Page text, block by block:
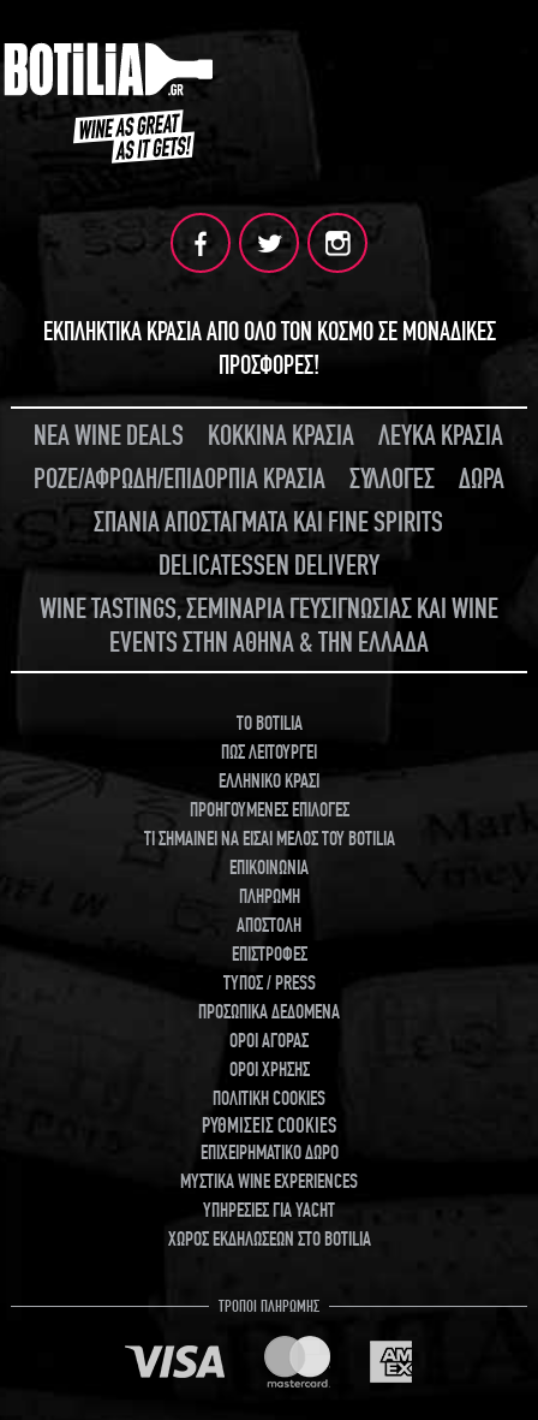
ΕΚΠΛΗΚΤΙΚΑ ΚΡΑΣΙΑ ΑΠΟ ΟΛΟ ΤΟΝ ΚΟΣΜΟ ΣΕ ΜΟΝΑΔΙΚΕΣ
ΠΡΟΣΦΟΡΕΣ!
ΝΕΑ WINE DEALS ΚΟΚΚΙΝΑ ΚΡΑΣΙΑ
ΛΕΥΚΑ ΚΡΑΣΙΑ
ΡΟΖΕ/ΑΦΡΩΔΗ/ΕΠΙΔΟΡΠΙΑ ΚΡΑΣΙΑ
ΣΥΛΛΟΓΕΣ
ΔΩΡΑ
ΣΠΑΝΙΑ ΑΠΟΣΤΑΓΜΑΤΑ ΚΑΙ FINE SPIRITS
DELICATESSEN DELIVERY
WINE TASTINGS, ΣΕΜΙΝΑΡΙΑ ΓΕΥΣΙΓΝΩΣΙΑΣ ΚΑΙ WINE
EVENTS ΣΤΗΝ ΑΘΗΝΑ & ΤΗΝ ΕΛΛΑΔΑ
TO BOTILIA
ΠΩΣ ΛΕΙΤΟΥΡΓΕΙ
ΕΛΛΗΝΙΚΟ ΚΡΑΣΙ
ΠΡΟΗΓΟΥΜΕΝΕΣ ΕΠΙΛΟΓΕΣ
ΤΙ ΣΗΜΑΙΝΕΙ ΝΑ ΕΙΣΑΙ ΜΕΛΟΣ ΤΟΥ BOTILIA
ΕΠΙΚΟΙΝΩΝΙΑ
ΠΛΗΡΩΜΗ
ΑΠΟΣΤΟΛΗ
ΕΠΙΣΤΡΟΦΕΣ
ΤΥΠΟΣ / PRESS
ΠΡΟΣΩΠΙΚΑ ΔΕΔΟΜΕΝΑ
ΟΡΟΙ ΑΓΟΡΑΣ
ΟΡΟΙ ΧΡΗΣΗΣ
ΠΟΛΙΤΙΚΗ COOKIES
ΡΥΘΜΙΣΕΙΣ COOKIES
ΕΠΙΧΕΙΡΗΜΑΤΙΚΟ ΔΩΡΟ
ΜΥΣΤΙΚΑ WINE EXPERIENCES
ΥΠΗΡΕΣΙΕΣ ΓΙΑ YACHT
ΧΩΡΟΣ ΕΚΔΗΛΩΣΕΩΝ ΣΤΟ BOTILIA
ΤΡΟΠΟΙ ΠΛΗΡΩΜΗΣ